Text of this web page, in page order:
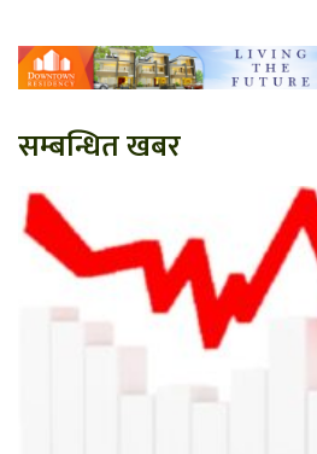
सम्बन्धित खबर